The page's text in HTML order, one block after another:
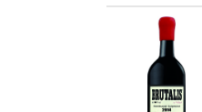
Theken +